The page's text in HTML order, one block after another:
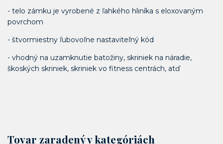
- telo zámku je vyrobené z ľahkého hliníka s eloxovaným
povrchom
- štvormiestny ľubovoľne nastaviteľný kód
- vhodný na uzamknutie batožiny, skriniek na náradie,
škoských skriniek, skriniek vo fitness centrách, atď
Tovar zaradený v kategóriách